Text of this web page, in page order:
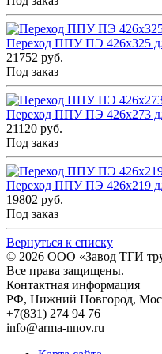
Переход ППУ ПЭ 426x325
21752 руб.
Под заказ
Переход ППУ ПЭ 426x273
21120 руб.
Под заказ
Переход ППУ ПЭ 426x219
19802 руб.
Под заказ
Вернуться к списку
© 2026 ООО «Завод ТГИ
Все права защищены.
Контактная информация
РФ, Нижний Новгород,
+7(831) 274 94 76
info@arma-nnov.ru